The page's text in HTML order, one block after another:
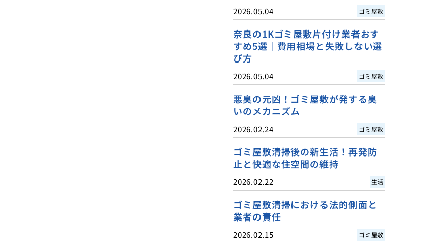
2026.05.04 ゴミ屋敷
奈良の1Kゴミ屋敷片付け業者おす
すめ5選｜費用相場と失敗しない選
び方
2026.05.04 ゴミ屋敷
悪臭の元凶！ゴミ屋敷が発する臭
いのメカニズム
2026.02.24 ゴミ屋敷
ゴミ屋敷清掃後の新生活！再発防
止と快適な住空間の維持
2026.02.22 生活
ゴミ屋敷清掃における法的側面と
業者の責任
2026.02.15 ゴミ屋敷